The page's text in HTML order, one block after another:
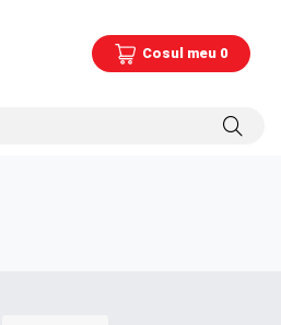
Cosul meu 0